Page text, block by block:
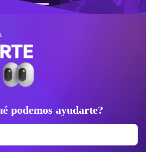
podemos ayudarte?